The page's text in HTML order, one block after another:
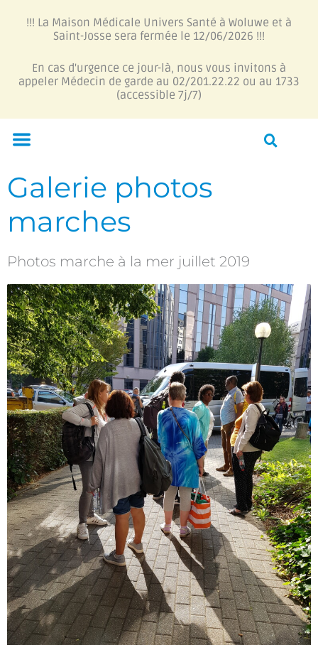
!!! La Maison Médicale Univers Santé à Woluwe et à
Saint-Josse sera fermée le 12/06/2026 !!!
En cas d'urgence ce jour-là, nous vous invitons à
appeler Médecin de garde au 02/201.22.22 ou au 1733
(accessible 7j/7)
Menu
Galerie photos
marches
Photos marche à la mer juillet 2019